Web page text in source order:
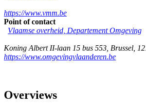
https://www.vmm.be
Point of contact
Vlaamse overheid, Departement Omgeving
Koning Albert II-laan 15 bus 553 Brussel
https://www.omgevingvlaanderen.be
Overviews